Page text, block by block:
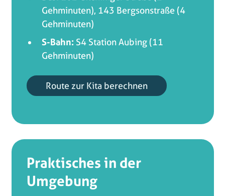
Gehminuten), 143 Bergsonstraße (4
Gehminuten)
S-Bahn: S4 Station Aubing (11
Gehminuten)
Route zur Kita berechnen
Praktisches in der
Umgebung